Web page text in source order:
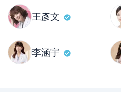
王彥文
李涵宇